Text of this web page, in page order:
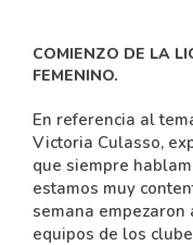
COMIENZO DE LA
FEMENINO.
En referencia al
Victoria Culasso,
que siempre
estamos muy
semana
equipos de los